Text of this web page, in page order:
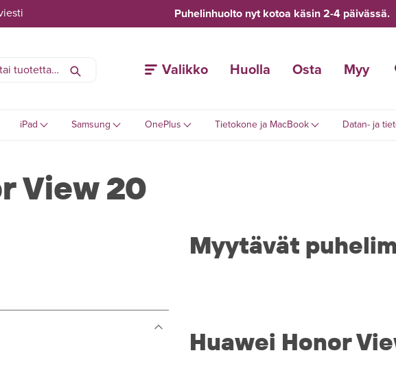
Puhelinhuolto nyt kotoa käsin 2-4 päivässä.
Valikko Huolla Osta Myy
iPad Samsung OnePlus Tietokone ja MacBook Datan- ja
View 20
Myytävät
Huawei Honor